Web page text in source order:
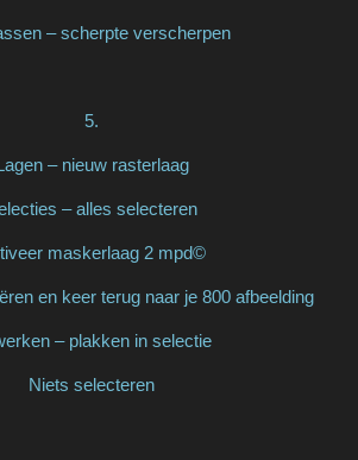
– scherpte verscherpen
5.
– nieuw rasterlaag
– alles selecteren
maskerlaag 2 mpd©
en keer terug naar je 800 afbeelding
– plakken in selectie
Niets selecteren